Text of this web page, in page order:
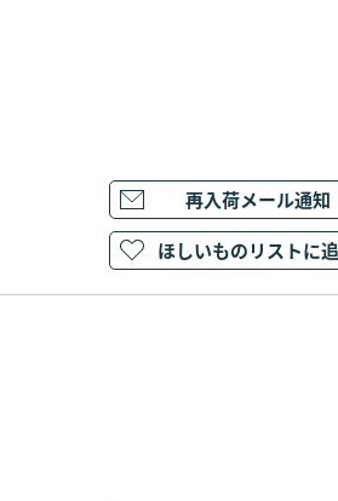
再入荷メール通知
ほしいものリストに